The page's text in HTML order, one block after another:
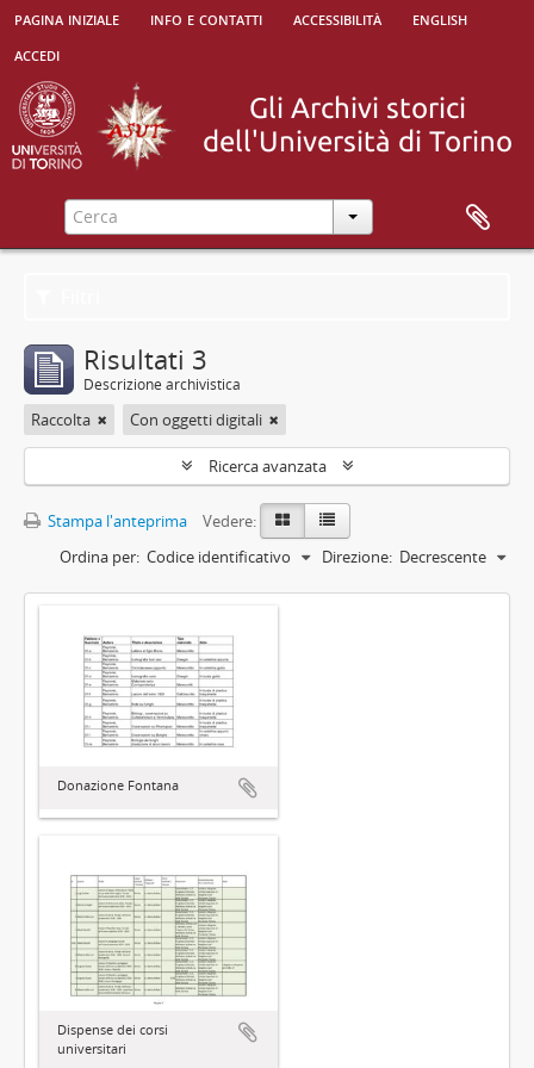
pagina iniziale info e contatti accessibilità
english
accedi
Risultati 3
Descrizione archivistica
Raccolta Con oggetti digitali
Ricerca avanzata
Stampa l'anteprima
Vedere:
Ordina per: Codice identificativo Direzione: Decrescente
Donazione Fontana
Dispense dei corsi
universitari